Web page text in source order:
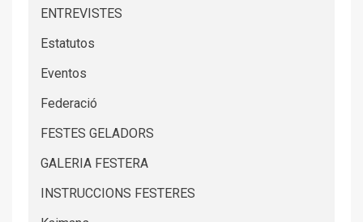
ENTREVISTES
Estatutos
Eventos
Federació
FESTES GELADORS
GALERIA FESTERA
INSTRUCCIONS FESTERES